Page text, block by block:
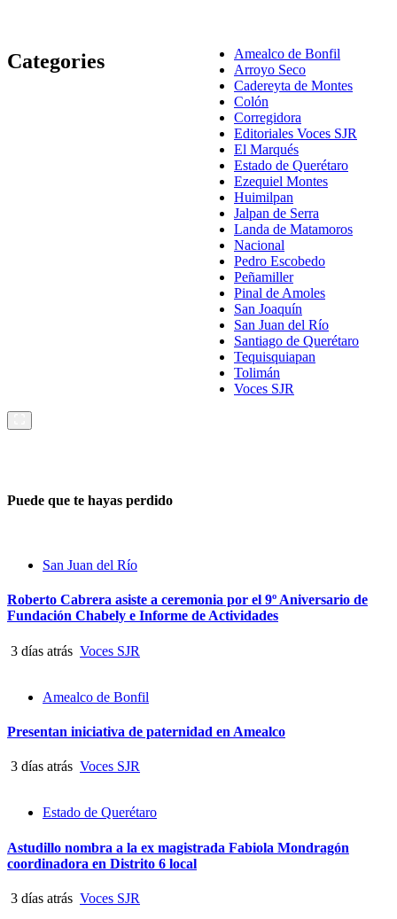
Categories
Amealco de Bonfil
Arroyo Seco
Cadereyta de Montes
Colón
Corregidora
Editoriales Voces SJR
El Marqués
Estado de Querétaro
Ezequiel Montes
Huimilpan
Jalpan de Serra
Landa de Matamoros
Nacional
Pedro Escobedo
Peñamiller
Pinal de Amoles
San Joaquín
San Juan del Río
Santiago de Querétaro
Tequisquiapan
Tolimán
Voces SJR
Puede que te hayas perdido
San Juan del Río
Roberto Cabrera asiste a ceremonia por el 9º Aniversario de
Fundación Chabely e Informe de Actividades
3 días atrás Voces SJR
Amealco de Bonfil
Presentan iniciativa de paternidad en Amealco
3 días atrás Voces SJR
Estado de Querétaro
Astudillo nombra a la ex magistrada Fabiola Mondragón
coordinadora en Distrito 6 local
3 días atrás Voces SJR